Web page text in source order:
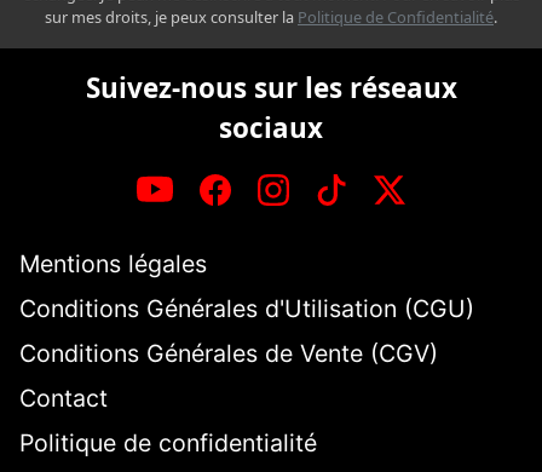
sur mes droits, je peux consulter la Politique de Confidentialité.
Suivez-nous sur les réseaux
sociaux
Mentions légales
Conditions Générales d'Utilisation (CGU)
Conditions Générales de Vente (CGV)
Contact
Politique de confidentialité